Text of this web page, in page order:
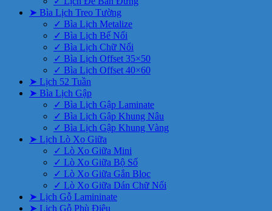
➤ Bìa Lịch Treo Tường
✓ Bìa Lịch Metalize
✓ Bìa Lịch Bế Nổi
✓ Bìa Lịch Chữ Nổi
✓ Bìa Lịch Offset 35×50
✓ Bìa Lịch Offset 40×60
➤ Lịch 52 Tuần
➤ Bìa Lịch Gập
✓ Bìa Lịch Gập Laminate
✓ Bìa Lịch Gập Khung Nâu
✓ Bìa Lịch Gập Khung Vàng
➤ Lịch Lò Xo Giữa
✓ Lò Xo Giữa Mini
✓ Lò Xo Giữa Bộ Số
✓ Lò Xo Giữa Gắn Bloc
✓ Lò Xo Giữa Dán Chữ Nổi
➤ Lịch Gỗ Lamininate
➤ Lịch Gỗ Phù Điêu